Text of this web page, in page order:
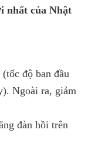
nhất của Nhật
độ ban đầu
Ngoài ra, giảm
đàn hồi trên